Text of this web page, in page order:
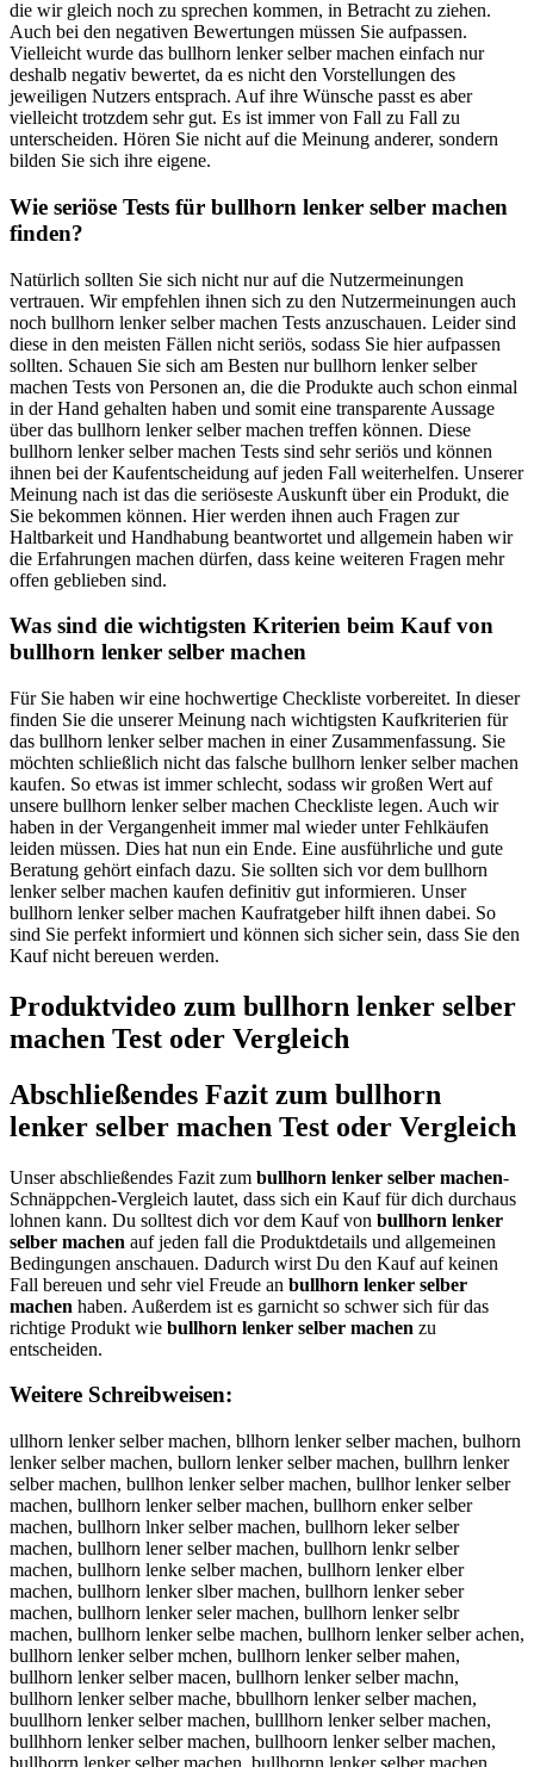
die wir gleich noch zu sprechen kommen, in Betracht zu ziehen.
Auch bei den negativen Bewertungen müssen Sie aufpassen.
Vielleicht wurde das bullhorn lenker selber machen einfach nur
deshalb negativ bewertet, da es nicht den Vorstellungen des
jeweiligen Nutzers entsprach. Auf ihre Wünsche passt es aber
vielleicht trotzdem sehr gut. Es ist immer von Fall zu Fall zu
unterscheiden. Hören Sie nicht auf die Meinung anderer, sondern
bilden Sie sich ihre eigene.
Wie seriöse Tests für bullhorn lenker selber machen
finden?
Natürlich sollten Sie sich nicht nur auf die Nutzermeinungen
vertrauen. Wir empfehlen ihnen sich zu den Nutzermeinungen auch
noch bullhorn lenker selber machen Tests anzuschauen. Leider sind
diese in den meisten Fällen nicht seriös, sodass Sie hier aufpassen
sollten. Schauen Sie sich am Besten nur bullhorn lenker selber
machen Tests von Personen an, die die Produkte auch schon einmal
in der Hand gehalten haben und somit eine transparente Aussage
über das bullhorn lenker selber machen treffen können. Diese
bullhorn lenker selber machen Tests sind sehr seriös und können
ihnen bei der Kaufentscheidung auf jeden Fall weiterhelfen. Unserer
Meinung nach ist das die seriöseste Auskunft über ein Produkt, die
Sie bekommen können. Hier werden ihnen auch Fragen zur
Haltbarkeit und Handhabung beantwortet und allgemein haben wir
die Erfahrungen machen dürfen, dass keine weiteren Fragen mehr
offen geblieben sind.
Was sind die wichtigsten Kriterien beim Kauf von
bullhorn lenker selber machen
Für Sie haben wir eine hochwertige Checkliste vorbereitet. In dieser
finden Sie die unserer Meinung nach wichtigsten Kaufkriterien für
das bullhorn lenker selber machen in einer Zusammenfassung. Sie
möchten schließlich nicht das falsche bullhorn lenker selber machen
kaufen. So etwas ist immer schlecht, sodass wir großen Wert auf
unsere bullhorn lenker selber machen Checkliste legen. Auch wir
haben in der Vergangenheit immer mal wieder unter Fehlkäufen
leiden müssen. Dies hat nun ein Ende. Eine ausführliche und gute
Beratung gehört einfach dazu. Sie sollten sich vor dem bullhorn
lenker selber machen kaufen definitiv gut informieren. Unser
bullhorn lenker selber machen Kaufratgeber hilft ihnen dabei. So
sind Sie perfekt informiert und können sich sicher sein, dass Sie den
Kauf nicht bereuen werden.
Produktvideo zum bullhorn lenker selber
machen Test oder Vergleich
Abschließendes Fazit zum bullhorn
lenker selber machen Test oder Vergleich
Unser abschließendes Fazit zum bullhorn lenker selber machen-
Schnäppchen-Vergleich lautet, dass sich ein Kauf für dich durchaus
lohnen kann. Du solltest dich vor dem Kauf von bullhorn lenker
selber machen auf jeden fall die Produktdetails und allgemeinen
Bedingungen anschauen. Dadurch wirst Du den Kauf auf keinen
Fall bereuen und sehr viel Freude an bullhorn lenker selber
machen haben. Außerdem ist es garnicht so schwer sich für das
richtige Produkt wie bullhorn lenker selber machen zu
entscheiden.
Weitere Schreibweisen:
ullhorn lenker selber machen, bllhorn lenker selber machen, bulhorn lenker selber machen, bullorn lenker selber machen, bullhrn lenker selber machen, bullhon lenker selber machen, bullhor lenker selber machen, bullhorn lenker selber machen, bullhorn enker selber machen, bullhorn lnker selber machen, bullhorn leker selber machen, bullhorn lener selber machen, bullhorn lenkr selber machen, bullhorn lenke selber machen, bullhorn lenker elber machen, bullhorn lenker slber machen, bullhorn lenker seber machen, bullhorn lenker seler machen, bullhorn lenker selbr machen, bullhorn lenker selbe machen, bullhorn lenker selber achen, bullhorn lenker selber mchen, bullhorn lenker selber mahen, bullhorn lenker selber macen, bullhorn lenker selber machn, bullhorn lenker selber mache, bbullhorn lenker selber machen, buullhorn lenker selber machen, bulllhorn lenker selber machen, bullhhorn lenker selber machen, bullhoorn lenker selber machen, bullhorrn lenker selber machen, bullhornn lenker selber machen, bullhorn llenker selber machen, bullhorn leenker selber machen, bullhorn lennker selber machen, bullhorn lenkker selber machen, bullhorn lenkeer selber machen, bullhorn lenkerr selber machen, bullhorn lenker sselber machen, bullhorn lenker seelber machen, bullhorn lenker sellber machen, bullhorn lenker selbber machen, bullhorn lenker selbeer machen, bullhorn lenker selberr machen, bullhorn lenker selber mmachen, bullhorn lenker selber maachen, bullhorn lenker selber macchen, bullhorn lenker selber machhen, bullhorn lenker selber macheen, bullhorn lenker selber machenn, ubllhorn lenker selber machen, blulhorn lenker selber machen, bulhlorn lenker selber machen, bullohrn lenker selber machen, bullhron lenker selber machen, bullhonr lenker selber machen, bullhor nlenker selber machen, bullhornl enker selber machen, bullhorn elnker selber machen, bullhorn lneker selber machen, bullhorn lekner selber machen, bullhorn lenekr selber machen, bullhorn lenkre selber machen, bullhorn lenke rselber machen, bullhorn lenkers elber machen, bullhorn lenker eslber machen, bullhorn lenker sleber machen, bullhorn lenker sebler machen, bullhorn lenker selebr machen, bullhorn lenker selbre machen, bullhorn lenker selbe rmachen, bullhorn lenker selberm achen, bullhorn lenker selber amchen, bullhorn lenker selber mcahen, bullhorn lenker selber mahcen, bullhorn lenker selber macehn, bullhorn lenker selber machne, bullhornlenker selber machen, bullhorn lenkerselber machen, bullhorn lenker selbermachen, ullhorn lenker selber machen, vullhorn lenker selber machen, fullhorn lenker selber machen, gullhorn lenker selber machen, hullhorn lenker selber machen, nullhorn lenker selber machen, byllhorn lenker selber machen, bhllhorn lenker selber machen, bjllhorn lenker selber machen, bkllhorn lenker selber machen, billhorn lenker selber machen, b7llhorn lenker selber machen, b8llhorn lenker selber machen, buplhorn lenker selber machen, buolhorn lenker selber machen, builhorn lenker selber machen, buklhorn lenker selber machen, bumlhorn lenker selber machen, bulphorn lenker selber machen, bulohorn lenker selber machen, bulihorn lenker selber machen, bulkhorn lenker selber machen, bulmhorn lenker selber machen, bullborn lenker selber machen, bullgorn lenker selber machen, bulltorn lenker selber machen, bullyorn lenker selber machen, bulluorn lenker selber machen, bulljorn lenker selber machen, bullmorn lenker selber machen, bullnorn lenker selber machen, bullhirn lenker selber machen, bullhkrn lenker selber machen, bullhlrn lenker selber machen, bullhprn lenker selber machen, bullh9rn lenker selber machen, bullh0rn lenker selber machen, bullhoen lenker selber machen, bullhodn lenker selber machen, bullhofn lenker selber machen, bullhogn lenker selber machen, bullhotn lenker selber machen, bullho4n lenker selber machen, bullho5n lenker selber machen, bullhor lenker selber machen, bullhorb lenker selber machen, bullhorg lenker selber machen, bullhorh lenker selber machen, bullhorj lenker selber machen, bullhorm lenker selber machen, bullhorn penker selber machen, bullhorn oenker selber machen, bullhorn ienker selber machen, bullhorn kenker selber machen, bullhorn menker selber machen, bullhorn lwnker selber machen, bullhorn lsnker selber machen, bullhorn ldnker selber machen, bullhorn lfnker selber machen, bullhorn lrnker selber machen, bullhorn l3nker selber machen, bullhorn l4nker selber machen, bullhorn le ker selber machen, bullhorn lebker selber machen, bullhorn legker selber machen, bullhorn lehker selber machen, bullhorn lejker selber machen, bullhorn lemker selber machen, bullhorn lenuer selber machen, bullhorn lenjer selber machen, bullhorn lenmer selber machen, bullhorn lenler selber machen, bullhorn lenoer selber machen, bullhorn lenkwr selber machen, bullhorn lenksr selber machen, bullhorn lenkdr selber machen, bullhorn lenkfr selber machen, bullhorn lenkrr selber machen, bullhorn lenk3r selber machen, bullhorn lenk4r selber machen, bullhorn lenkee selber machen, bullhorn lenked selber machen, bullhorn lenkef selber machen, bullhorn lenkeg selber machen, bullhorn lenket selber machen, bullhorn lenke4 selber machen, bullhorn lenke5 selber machen, bullhorn lenker qelber machen, bullhorn lenker welber machen, bullhorn lenker eelber machen, bullhorn lenker zelber machen, bullhorn lenker xelber machen, bullhorn lenker celber machen, bullhorn lenker swlber machen, bullhorn lenker sslber machen, bullhorn lenker sdlber machen, bullhorn lenker sflber machen, bullhorn lenker srlber machen, bullhorn lenker s3lber machen, bullhorn lenker s4lber machen, bullhorn lenker sepber machen, bullhorn lenker seober machen, bullhorn lenker seiber machen, bullhorn lenker sekber machen, bullhorn lenker sember machen, bullhorn lenker sel er machen, bullhorn lenker selver machen, bullhorn lenker selfer machen, bullhorn lenker selger machen, bullhorn lenker selher machen, bullhorn lenker selner machen, bullhorn lenker selbwr machen, bullhorn lenker selbsr machen, bullhorn lenker selbdr machen, bullhorn lenker selbfr machen, bullhorn lenker selbrr machen, bullhorn lenker selb3r machen, bullhorn lenker selb4r machen, bullhorn lenker selbee machen, bullhorn lenker selbed machen, bullhorn lenker selbef machen, bullhorn lenker selbeg machen, bullhorn lenker selbet machen, bullhorn lenker selbe4 machen, bullhorn lenker selbe5 machen, bullhorn lenker selber achen, bullhorn lenker selber nachen, bullhorn lenker selber hachen, bullhorn lenker selber jachen, bullhorn lenker selber kachen, bullhorn lenker selber lachen, bullhorn lenker selber mqchen, bullhorn lenker selber mwchen, bullhorn lenker selber mzchen, bullhorn lenker selber mxchen, bullhorn lenker selber ma hen, bullhorn lenker selber maxhen, bullhorn lenker selber mashen, bullhorn lenker selber madhen, bullhorn lenker selber mafhen, bullhorn lenker selber mavhen, bullhorn lenker selber macben, bullhorn lenker selber macgen, bullhorn lenker selber macten, bullhorn lenker selber macyen, bullhorn lenker selber macuen, bullhorn lenker selber macjen, bullhorn lenker selber macmen, bullhorn lenker selber macnen, bullhorn lenker selber machwn, bullhorn lenker selber machsn, bullhorn lenker selber machdn, bullhorn lenker selber machfn, bullhorn lenker selber machrn, bullhorn lenker selber mach3n, bullhorn lenker selber mach4n, bullhorn lenker selber mache , bullhorn lenker selber macheb, bullhorn lenker selber macheg, bullhorn lenker selber macheh, bullhorn lenker selber machej, bullhorn lenker selber machem, bullhorn lenker selber machen, b ullhorn lenker selber machen, vbullhorn lenker selber machen, bvullhorn lenker selber machen, fbullhorn lenker selber machen, bfullhorn lenker selber machen, gbullhorn lenker selber machen, bgullhorn lenker selber machen, hbullhorn lenker selber machen, bhullhorn lenker selber machen, nbullhorn lenker selber machen, bnullhorn lenker selber machen, byullhorn lenker selber machen, buyllhorn lenker selber machen, buhllhorn lenker selber machen, bjullhorn lenker selber machen, bujllhorn lenker selber machen, bkullhorn lenker selber machen, bukllhorn lenker selber machen, biullhorn lenker selber machen, buillhorn lenker selber machen, b7ullhorn lenker selber machen, bu7llhorn lenker selber machen, b8ullhorn lenker selber machen, bu8llhorn lenker selber machen, bupllhorn lenker selber machen, bulplhorn lenker selber machen, buollhorn lenker selber machen, bulolhorn lenker selber machen, bulilhorn lenker selber machen, bulklhorn lenker selber machen, bumllhorn lenker selber machen, bulmlhorn lenker selber machen, bullphorn lenker selber machen, bullohorn lenker selber machen, bullihorn lenker selber machen, bullkhorn lenker selber machen, bullmhorn lenker selber machen, bullbhorn lenker selber machen, bullhborn lenker selber machen, bullghorn lenker selber machen, bullhgorn lenker selber machen, bullthorn lenker selber machen, bullhtorn lenker selber machen, bullyhorn lenker selber machen, bullhyorn lenker selber machen, bulluhorn lenker selber machen, bullhuorn lenker selber machen, bulljhorn lenker selber machen, bullhjorn lenker selber machen, bullhmorn lenker selber machen, bullnhorn lenker selber machen, bullhnorn lenker selber machen, bullhiorn lenker selber machen, bullhoirn lenker selber machen, bullhkorn lenker selber machen, bullhokrn lenker selber machen, bullhlorn lenker selber machen, bullholrn lenker selber machen, bullhporn lenker selber machen, bullhoprn lenker selber machen, bullh9orn lenker selber machen, bullho9rn lenker selber machen, bullh0orn lenker selber machen, bullho0rn lenker selber machen, bullhoern lenker selber machen, bullhoren lenker selber machen, bullhodrn lenker selber machen, bullhordn lenker selber machen, bullhofrn lenker selber machen, bullhorfn lenker selber machen, bullhogrn lenker selber machen, bullhorgn lenker selber machen, bullhotrn lenker selber machen, bullhortn lenker selber machen, bullho4rn lenker selber machen, bullhor4n lenker selber machen, bullh